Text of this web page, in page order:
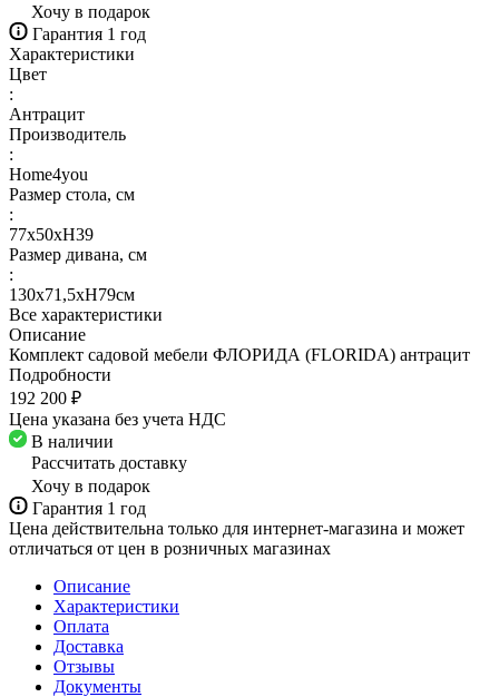
Хочу в подарок
Гарантия 1 год
Характеристики
Цвет
:
Антрацит
Производитель
:
Home4you
Размер стола, см
:
77x50xH39
Размер дивана, см
:
130х71,5хH79см
Все характеристики
Описание
Комплект садовой мебели ФЛОРИДА (FLORIDA) антрацит
Подробности
192 200 ₽
Цена указана без учета НДС
В наличии
Рассчитать доставку
Хочу в подарок
Гарантия 1 год
Цена действительна только для интернет-магазина и может
отличаться от цен в розничных магазинах
Описание
Характеристики
Оплата
Доставка
Отзывы
Документы